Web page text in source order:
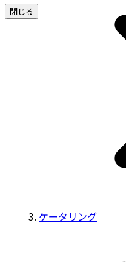
閉じる
ケータリング